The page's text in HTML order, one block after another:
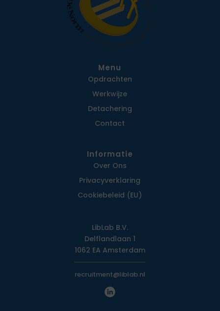
Menu
Opdrachten
Werkwijze
Detachering
Contact
Informatie
Over Ons
Privacy­verklaring
Cookiebeleid (EU)
LibLab B.V.
Delflandlaan 1
1062 EA Amsterdam
recruitment@liblab.nl